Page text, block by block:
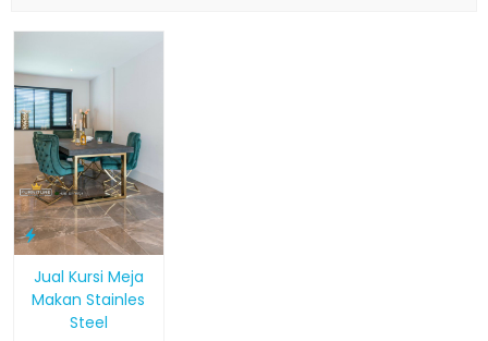
Jual Kursi Meja
Makan Stainles
Steel